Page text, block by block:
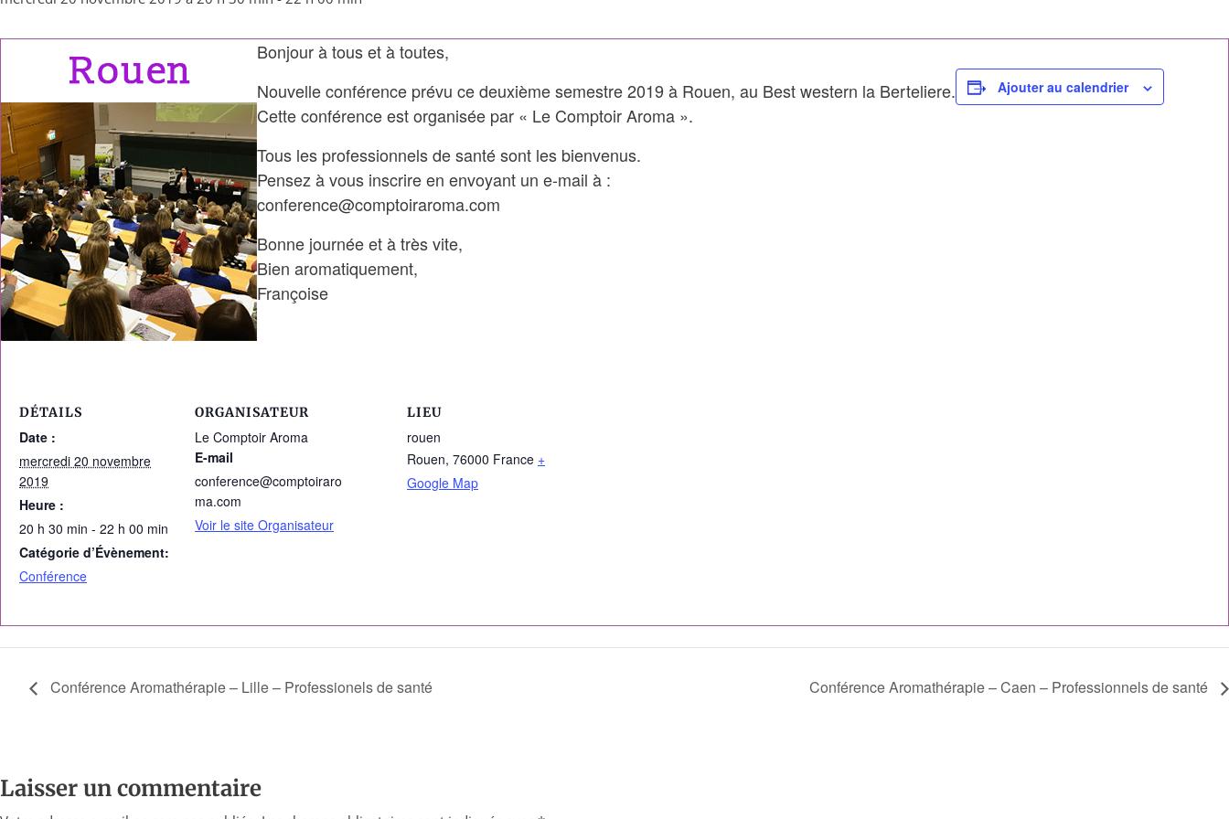
Bonjour à tous et à toutes,
Nouvelle conférence prévu ce deuxième semestre 2019 à Rouen, au Best western la Berteliere.
Cette conférence est organisée par « Le Comptoir Aroma ».
Tous les professionnels de santé sont les bienvenus.
Pensez à vous inscrire en envoyant un e-mail à :
conference@comptoiraroma.com
Bonne journée et à très vite,
Bien aromatiquement,
Françoise
Ajouter au calendrier
DÉTAILS
Date :
mercredi 20 novembre
2019
Heure :
20 h 30 min - 22 h 00 min
Catégorie d’Évènement:
Conférence
ORGANISATEUR
Le Comptoir Aroma
E-mail
conference@comptoiraro
ma.com
Voir le site Organisateur
LIEU
rouen
Rouen, 76000 France +
Google Map
Conférence Aromathérapie – Lille – Professionels de santé Conférence Aromathérapie – Caen – Professionnels de santé
Laisser un commentaire